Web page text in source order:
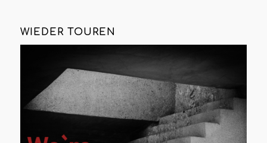
WIEDER TOUREN